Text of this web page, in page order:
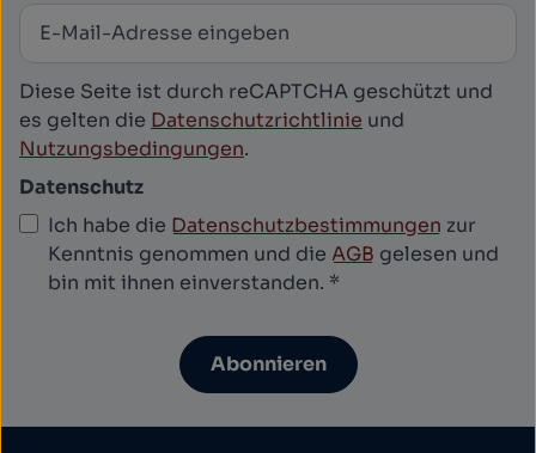
Newsletter abonnieren
Diese Seite ist durch reCAPTCHA geschützt und
es gelten die Datenschutzrichtlinie und
Nutzungsbedingungen.
Datenschutz
Ich habe die Datenschutzbestimmungen zur
Kenntnis genommen und die AGB gelesen und
bin mit ihnen einverstanden. *
Abonnieren